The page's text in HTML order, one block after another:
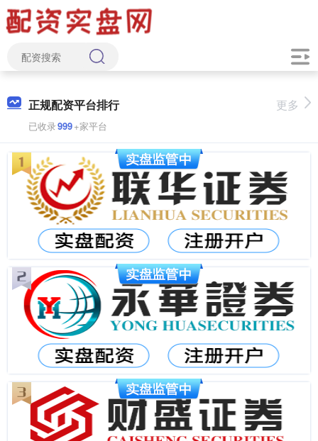
正规配资平台排行
已收录999+家平台
更多